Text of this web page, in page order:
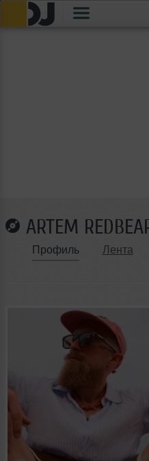
ARTEM
Профиль Лента